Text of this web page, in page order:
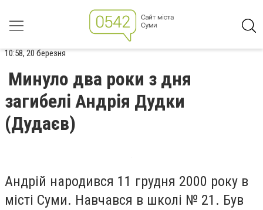
10:58, 20 березня
Минуло два роки з дня
загибелі Андрія Дудки
(Дудаєв)
Андрій народився 11 грудня 2000 року в
місті Суми. Навчався в школі № 21. Був